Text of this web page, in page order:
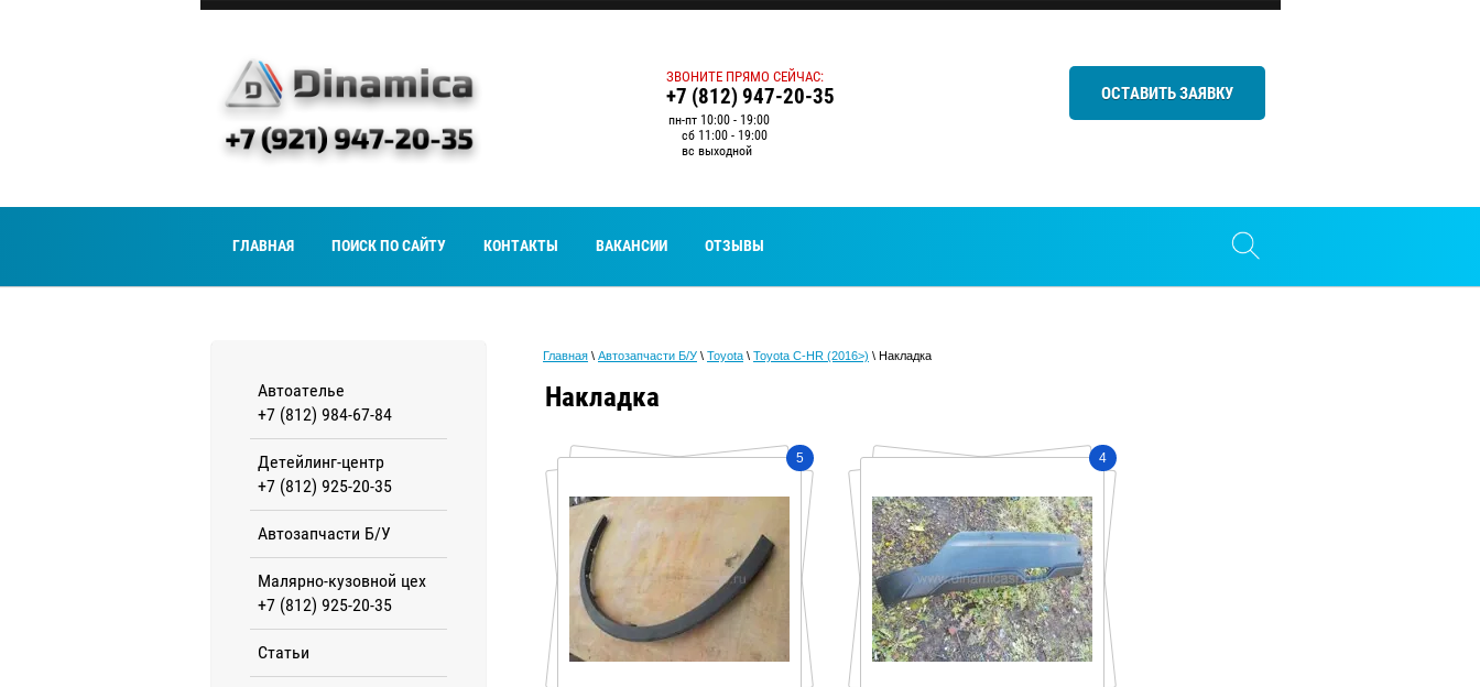
ЗВОНИТЕ ПРЯМО СЕЙЧАС:
+7 (812) 947-20-35
пн-пт 10:00 - 19:00
сб 11:00 - 19:00
вс выходной
ОСТАВИТЬ ЗАЯВКУ
ГЛАВНАЯ ПОИСК ПО САЙТУ КОНТАКТЫ ВАКАНСИИ ОТЗЫВЫ
Автоателье
+7 (812) 984-67-84
Детейлинг-центр
+7 (812) 925-20-35
Автозапчасти Б/У
Малярно-кузовной цех
+7 (812) 925-20-35
Статьи
Главная \ Автозапчасти Б/У \ Toyota \ Toyota C-HR (2016>) \ Накладка
Накладка
5 4